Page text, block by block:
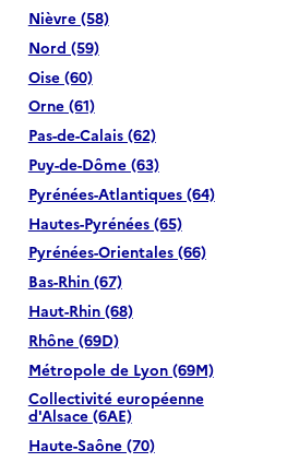
Nièvre (58)
Nord (59)
Oise (60)
Orne (61)
Pas-de-Calais (62)
Puy-de-Dôme (63)
Pyrénées-Atlantiques (64)
Hautes-Pyrénées (65)
Pyrénées-Orientales (66)
Bas-Rhin (67)
Haut-Rhin (68)
Rhône (69D)
Métropole de Lyon (69M)
Collectivité européenne
d'Alsace (6AE)
Haute-Saône (70)